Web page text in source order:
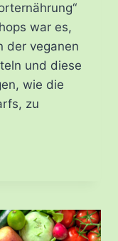
war es,
der veganen
und diese
wie die
zu